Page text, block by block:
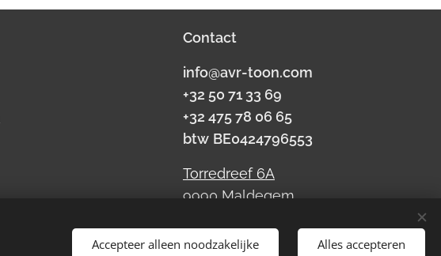
Contact
info@avr-toon.com
+32 50 71 33 69
+32 475 78 06 65
btw BE0424796553
Torredreef 6A
9990 Maldegem
Accepteer alleen noodzakelijke Alles accepteren